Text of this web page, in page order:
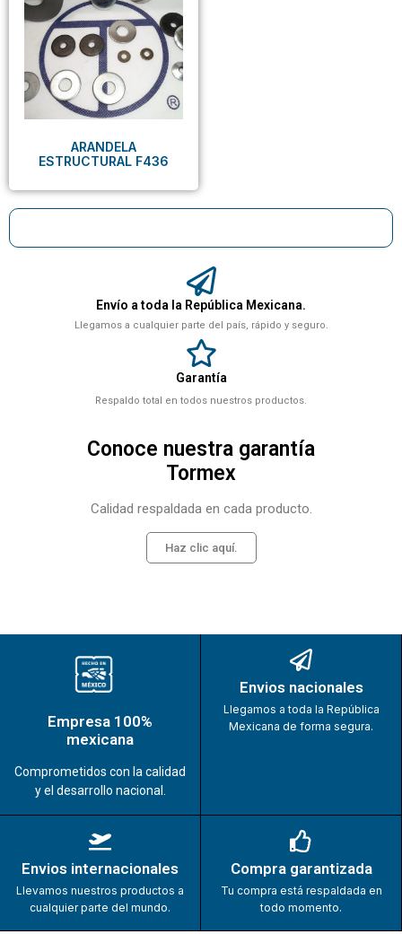
Envío a toda la República Mexicana.
Llegamos a cualquier parte del país, rápido y seguro.
Garantía
Respaldo total en todos nuestros productos.
Conoce nuestra garantía
Tormex
Calidad respaldada en cada producto.
Haz clic aquí.
ARANDELA
ESTRUCTURAL F436
Empresa 100%
mexicana
Comprometidos con la calidad
y el desarrollo nacional.
Envios nacionales
Llegamos a toda la República
Mexicana de forma segura.
Envios internacionales
Llevamos nuestros productos a
cualquier parte del mundo.
Compra garantizada
Tu compra está respaldada en
todo momento.